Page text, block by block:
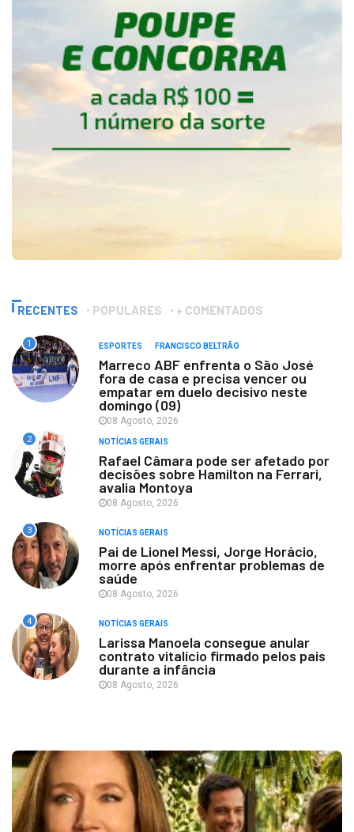
RECENTES POPULARES + COMENTADOS
1 ESPORTES FRANCISCO BELTRÃO
Marreco ABF enfrenta o São José
fora de casa e precisa vencer ou
empatar em duelo decisivo neste
domingo (09)
08 Agosto, 2026
2 NOTÍCIAS GERAIS
Rafael Câmara pode ser afetado por
decisões sobre Hamilton na Ferrari,
avalia Montoya
08 Agosto, 2026
3 NOTÍCIAS GERAIS
Pai de Lionel Messi, Jorge Horácio,
morre após enfrentar problemas de
saúde
08 Agosto, 2026
4 NOTÍCIAS GERAIS
Larissa Manoela consegue anular
contrato vitalício firmado pelos pais
durante a infância
08 Agosto, 2026